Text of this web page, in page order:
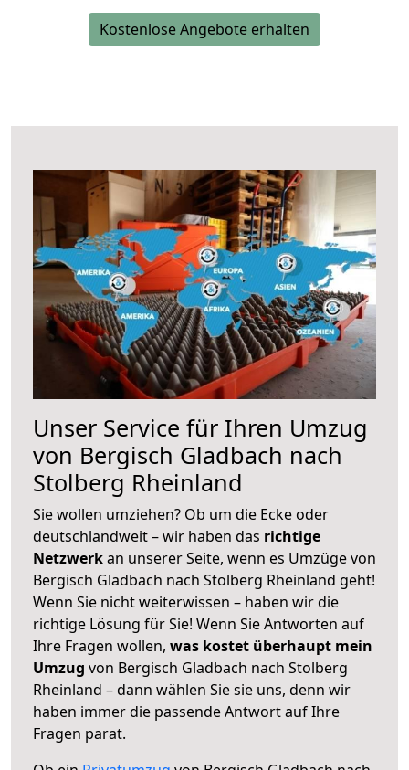
Kostenlose Angebote erhalten
Unser Service für Ihren Umzug
von Bergisch Gladbach nach
Stolberg Rheinland
Sie wollen umziehen? Ob um die Ecke oder
deutschlandweit – wir haben das richtige
Netzwerkan unserer Seite, wenn es Umzüge von
Bergisch Gladbach nach Stolberg Rheinland geht!
Wenn Sie nicht weiterwissen – haben wir die
richtige Lösung für Sie! Wenn Sie Antworten auf
Ihre Fragen wollen, was kostet überhaupt mein
Umzug von Bergisch Gladbach nach Stolberg
Rheinland – dann wählen Sie sie uns, denn wir
haben immer die passende Antwort auf Ihre
Fragen parat.